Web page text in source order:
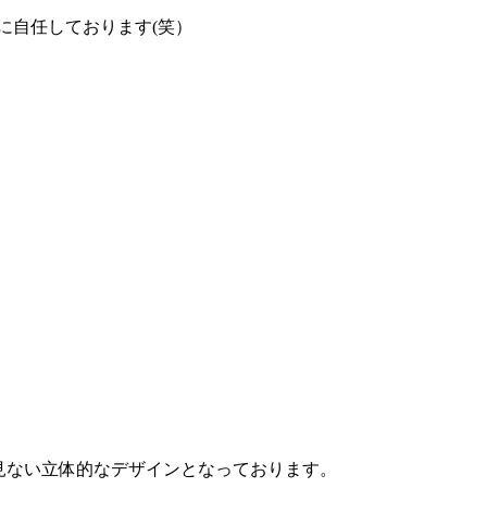
任しております(笑）
い立体的なデザインとなっております。